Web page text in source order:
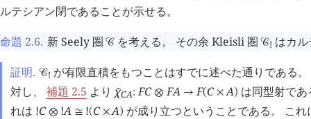
ルテシアン閉であることが示せる。
命題 2.6. 新 Seely 圏󰒚 を考える。 その余 Kleisli 圏󰒚! はカ
証明. 󰒚! が有限直積をもつことはすでに述べた通りである
対し、 補題 2.5 より 󰔃
χCA: FC ⊗ FA → F(C × A) は同型射で
れは !C ⊗ !A ≅ !(C × A) が成り立つということである。 こ